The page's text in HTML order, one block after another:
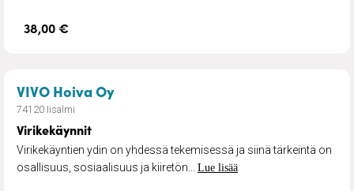
38,00 €
VIVO Hoiva Oy– Virikekäynnit
74120 Iisalmi
Virikekäynnit
Virikekäyntien ydin on yhdessä tekemisessä ja siinä tärkeintä on
osallisuus, sosiaalisuus ja kiiretön... Lue lisää